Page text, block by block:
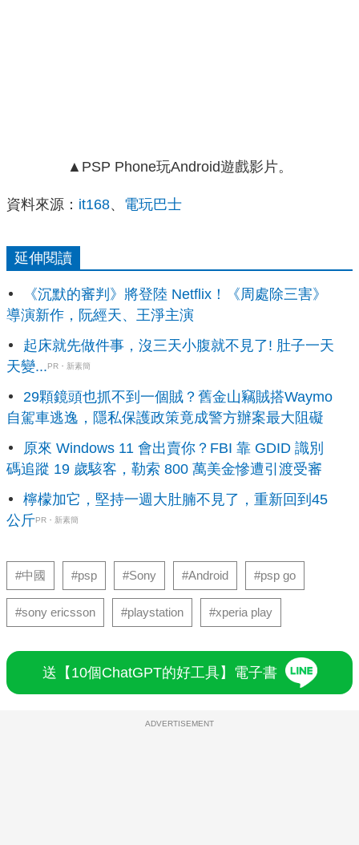
▲PSP Phone玩Android遊戲影片。
資料來源： it168、 電玩巴士
延伸閱讀
《沉默的審判》將登陸 Netflix！《周處除三害》
導演新作，阮經天、王淨主演
起床就先做件事，沒三天小腹就不見了! 肚子一天
天變...PR・新素簡
29顆鏡頭也抓不到一個賊？舊金山竊賊搭Waymo
自駕車逃逸，隱私保護政策竟成警方辦案最大阻礙
原來 Windows 11 會出賣你？FBI 靠 GDID 識別
碼追蹤 19 歲駭客，勒索 800 萬美金慘遭引渡受審
檸檬加它，堅持一週大肚腩不見了，重新回到45
公斤PR・新素簡
#中國 #psp #Sony #Android #psp go
#sony ericsson #playstation #xperia play
送【10個ChatGPT的好工具】電子書
ADVERTISEMENT